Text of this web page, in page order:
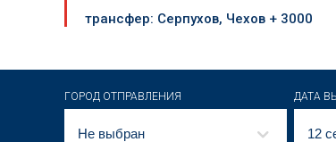
трансфер: Серпухов, Чехов + 3000
ГОРОД ОТПРАВЛЕНИЯ
Не выбран
ДАТА
12